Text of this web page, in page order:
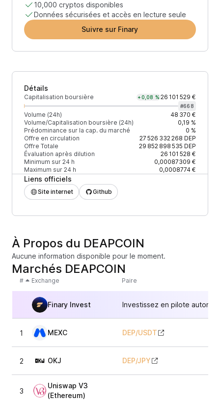
10,000 cryptos disponibles
Données sécurisées et accès en lecture seule
Suivre sur Finary
Détails
Capitalisation boursière +0,08 % 26 101 529 €
#668
Volume (24h)
48 370 €
Volume/Capitalisation boursière (24h)
0,19 %
Prédominance sur la cap. du marché
0 %
Offre en circulation
27 526 332 268 DEP
Offre Totale
29 852 898 535 DEP
Évaluation après dilution
26 101 528 €
Minimum sur 24 h
0,00087309 €
Maximum sur 24 h
0,0008774 €
Liens officiels
Site internet Github
À Propos du DEAPCOIN
Aucune information disponible pour le moment.
Marchés DEAPCOIN
# Exchange Paire
Finary Invest Investissez en pilote
1 MEXC DEP/USDT
2 OKJ DEP/JPY
3
Uniswap V3
(Ethereum)